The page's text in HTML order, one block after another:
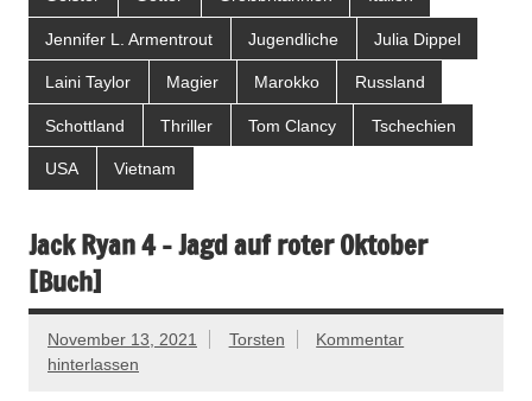
Jennifer L. Armentrout Jugendliche Julia Dippel
Laini Taylor Magier Marokko Russland
Schottland Thriller Tom Clancy Tschechien
USA Vietnam
Jack Ryan 4 – Jagd auf roter Oktober
[Buch]
November 13, 2021 Torsten
Kommentar
hinterlassen